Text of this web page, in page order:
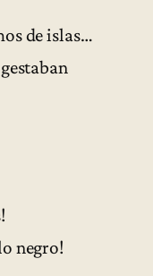
de islas…
negro!